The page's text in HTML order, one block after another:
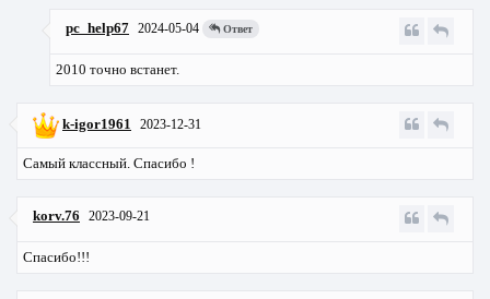
pc_help67 2024-05-04 Ответ
2010 точно встанет.
k-igor1961 2023-12-31
Самый классный. Спасибо !
korv.76 2023-09-21
Спасибо!!!